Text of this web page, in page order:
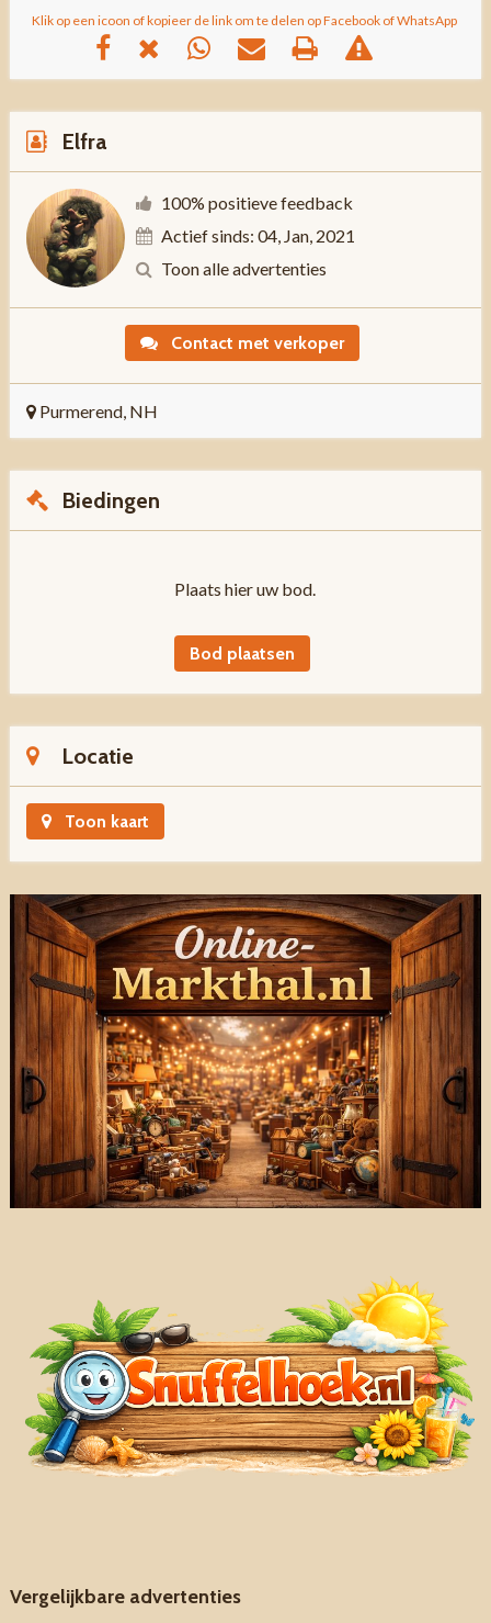
Klik op een icoon of kopieer de link om te delen op Facebook of WhatsApp
Elfra
100% positieve feedback
Actief sinds: 04, Jan, 2021
Toon alle advertenties
Contact met verkoper
Purmerend, NH
Biedingen
Plaats hier uw bod.
Bod plaatsen
Locatie
Toon kaart
Vergelijkbare advertenties